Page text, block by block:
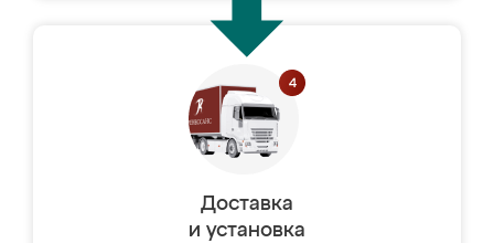
Доставка
и установка